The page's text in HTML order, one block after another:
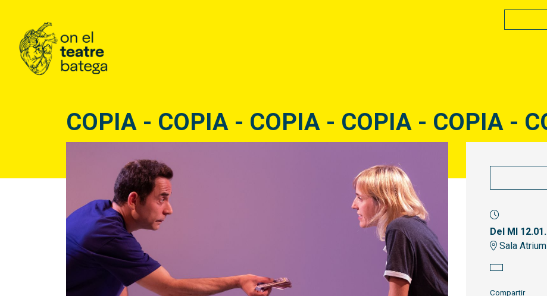
COPIA - COPIA - COPIA - COPIA - COPIA -
Del MI
Sala Atrium
Compartir